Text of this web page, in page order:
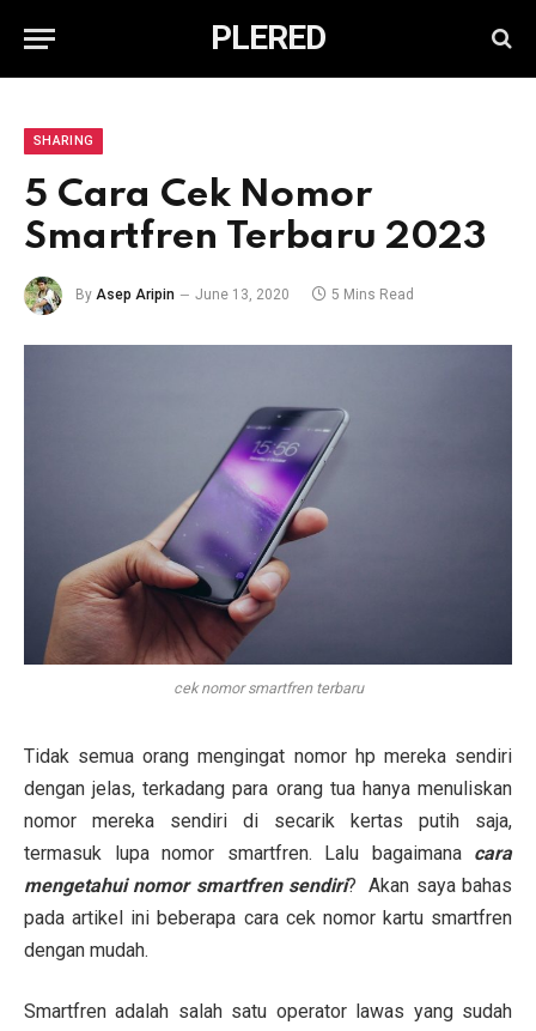
PLERED
SHARING
5 Cara Cek Nomor
Smartfren Terbaru 2023
By Asep Aripin June 13, 2020 5 Mins Read
cek nomor smartfren terbaru
Tidak semua orang mengingat nomor hp mereka sendiri
dengan jelas, terkadang para orang tua hanya menuliskan
nomor mereka sendiri di secarik kertas putih saja,
termasuk lupa nomor smartfren. Lalu bagaimana cara
mengetahui nomor smartfren sendiri? Akan saya bahas
pada artikel ini beberapa cara cek nomor kartu smartfren
dengan mudah.
Smartfren adalah salah satu operator lawas yang sudah